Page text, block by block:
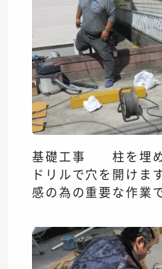
基礎工事 柱を埋め
ドリルで穴を開け
感の為の重要な作業